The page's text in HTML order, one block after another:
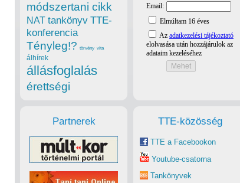
TTE-közösség
TTE a Facebookon
Youtube-csatorna
Tankönyvek
módszertani cikk
NAT tankönyv TTE-
konferencia
Tényleg!? törvény vita
álhírek
állásfoglalás
érettségi
Partnerek